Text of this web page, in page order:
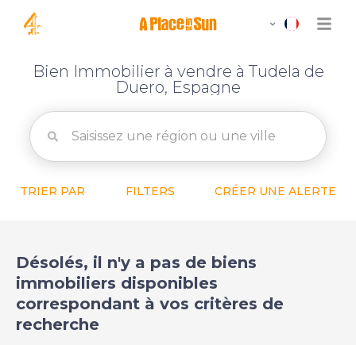
Bien Immobilier à vendre à Tudela de
Duero, Espagne
TRIER PAR FILTERS CRÉER UNE ALERTE
Désolés, il n'y a pas de biens
immobiliers disponibles
correspondant à vos critères de
recherche